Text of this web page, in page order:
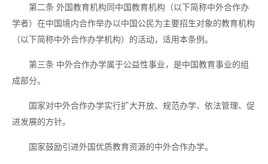
第二条 外国教育机构同中国教育机构（以下简称中外合作办
学者）在中国境内合作举办以中国公民为主要招生对象的教育机构
（以下简称中外合作办学机构）的活动，适用本条例。
第三条 中外合作办学属于公益性事业，是中国教育事业的组
成部分。
国家对中外合作办学实行扩大开放、规范办学、依法管理、促
进发展的方针。
国家鼓励引进外国优质教育资源的中外合作办学。